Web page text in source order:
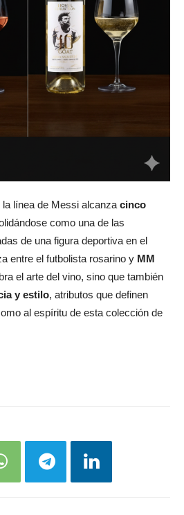
línea de Messi alcanza cinco
como una de las
de una figura deportiva en el
entre el futbolista rosarino y MM
el arte del vino, sino que también
y estilo, atributos que definen
al espíritu de esta colección de